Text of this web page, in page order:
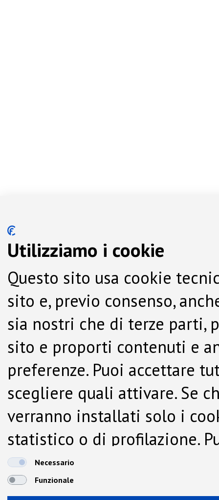
Utilizziamo i cookie
Questo sito usa cookie
sito e, previo consenso,
sia nostri che di terze parti,
sito e proporti contenuti e
preferenze. Puoi accettare
scegliere quali attivare. Se
verranno installati solo i
statistico o di profilazione.
dalla Cookie Policy.
Necessario
Funzionale